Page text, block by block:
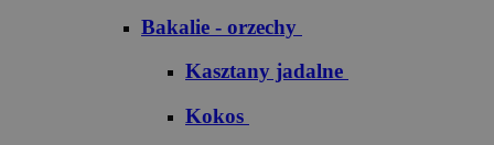
Bakalie - orzechy
Kasztany jadalne
Kokos